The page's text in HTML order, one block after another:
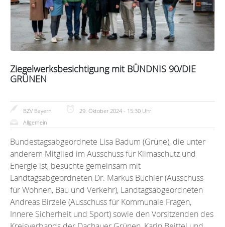
Ziegelwerksbesichtigung mit BÜNDNIS 90/DIE
GRÜNEN
BZV Bayern
29. Oktober 2024 - 15:30 Uhr
Allgemein
Bundestagsabgeordnete Lisa Badum (Grüne), die unter
anderem Mitglied im Ausschuss für Klimaschutz und
Energie ist, besuchte gemeinsam mit
Landtagsabgeordneten Dr. Markus Büchler (Ausschuss
für Wohnen, Bau und Verkehr), Landtagsabgeordneten
Andreas Birzele (Ausschuss für Kommunale Fragen,
Innere Sicherheit und Sport) sowie den Vorsitzenden des